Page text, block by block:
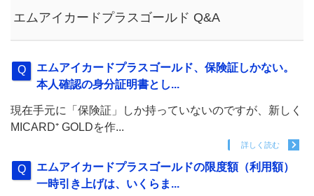
エムアイカードプラスゴールド Q&A
エムアイカードプラスゴールド、保険証しかない。
本人確認の身分証明書とし...
現在手元に「保険証」しか持っていないのですが、新しく
MICARD⁺ GOLDを作...
詳しく読む
エムアイカードプラスゴールドの限度額（利用額）
一時引き上げは、いくらま...